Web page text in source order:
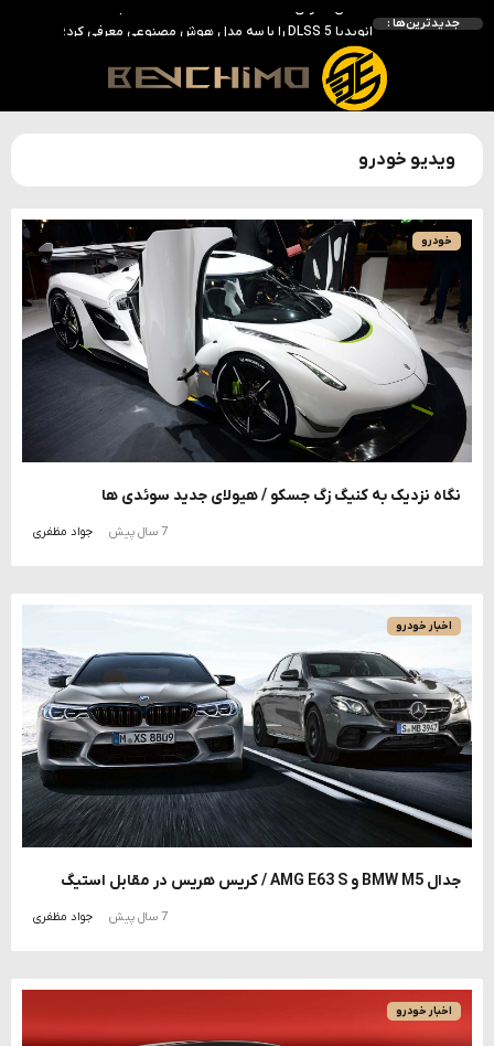
جدیدترین‌ها :
انویدیا DLSS 5 را با سه مدل هوش مصنوعی معرفی کرد؛ انتقادهای اولیه نتیجه داد
انویدیا پردازنده 88 هسته‌ای Vera را معرفی کرد؛ CPU اختصاصی برای نسل بعدی هوش مصنوعی
بالاخره سنسور Hotspot کارت‌های RTX 50 ظاهر شد؛ HWMonitor 1.65 تنها نماینده نمایش نیست
بررسی کیس GAMDIAS NESO P1 Pro؛ فول‌تاوری مهندسی‌شده برای سیستم‌های رده‌بالا
ویدیو خودرو
خودرو
نگاه نزدیک به کنیگ زگ جسکو / هیولای جدید سوئدی ها
7 سال پیش جواد مظفری
اخبار خودرو
جدال BMW M5 و AMG E63 S / کریس هریس در مقابل استیگ
7 سال پیش جواد مظفری
اخبار خودرو